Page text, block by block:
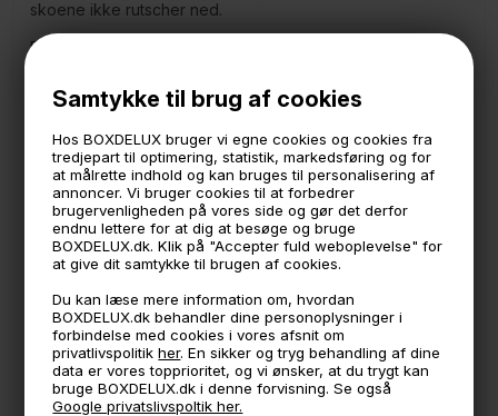
Samtykke til brug af cookies
Hos BOXDELUX bruger vi egne cookies og cookies fra
tredjepart til optimering, statistik, markedsføring og for
at målrette indhold og kan bruges til personalisering af
annoncer. Vi bruger cookies til at forbedrer
brugervenligheden på vores side og gør det derfor
endnu lettere for at dig at besøge og bruge
BOXDELUX.dk. Klik på "Accepter fuld weboplevelse" for
at give dit samtykke til brugen af cookies.
Du kan læse mere information om, hvordan
BOXDELUX.dk behandler dine personoplysninger i
forbindelse med cookies i vores afsnit om
privatlivspolitikher. En sikker og tryg behandling af dine
data er vores topprioritet, og vi ønsker, at du trygt kan
bruge BOXDELUX.dk i denne forvisning. Se også
Google privatslivspoltik her.
skoene ikke rutscher ned.
Den fine hylde kan også bruges til f.eks. magasiner og
Mål:
29 CM høj
21 CM dyb (fra væg til yderkant)
Der er plads til sko der er ca 28 cm lange og kanten
nederst er ca 2,6 cm høj
*Designet og Produceret i Danmark
- 2mm. metal med en mat hvid pulverlakering.
Skruer medfølger ikke
🕚 Bestil inden 11 & vi sender samme dag på hverdage
🧺 Kan du lægge varen i kurven, er den på lager